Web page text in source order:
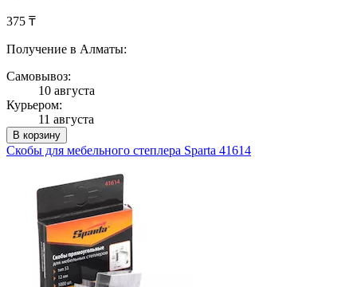
375 ₸
Получение в Алматы:
Самовывоз:
10 августа
Курьером:
11 августа
В корзину
Скобы для мебельного степлера Sparta 41614